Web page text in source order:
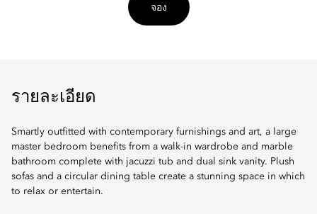
จอง
รายละเอียด
Smartly outfitted with contemporary furnishings and art, a large
master bedroom benefits from a walk-in wardrobe and marble
bathroom complete with jacuzzi tub and dual sink vanity. Plush
sofas and a circular dining table create a stunning space in which
to relax or entertain.